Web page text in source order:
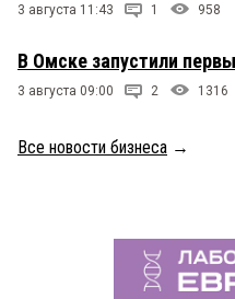
3 августа 11:43 1 958
В Омске запустили
3 августа 09:00 2 1316
Все новости бизнеса →